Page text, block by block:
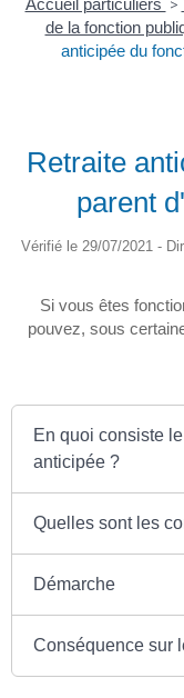
Accueil particuliers >
de la fonction
anticipée du
Retraite
parent
Vérifié le 29/07/2021 -
Si vous êtes
pouvez, sous
En quoi consiste
anticipée ?
Quelles sont les
Démarche
Conséquence sur